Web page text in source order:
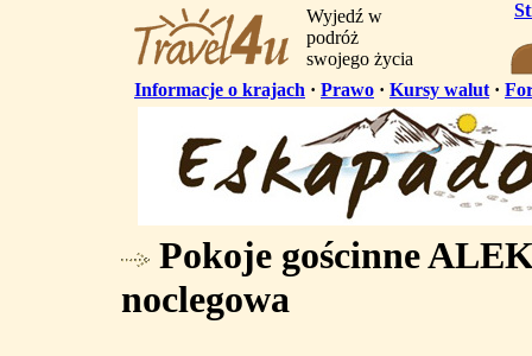
Wyjedź w
podróż
swojego życia
Informacje o krajach · Prawo · Kursy walut ·
Pokoje gościnne
noclegowa